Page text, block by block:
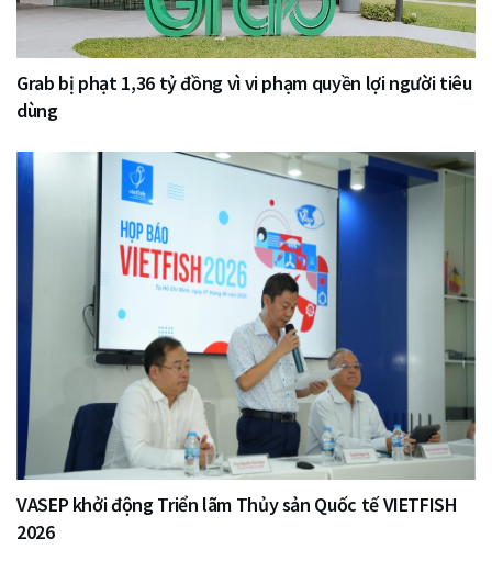
Grab bị phạt 1,36 tỷ đồng vì vi phạm quyền lợi người tiêu
dùng
VASEP khởi động Triển lãm Thủy sản Quốc tế VIETFISH
2026